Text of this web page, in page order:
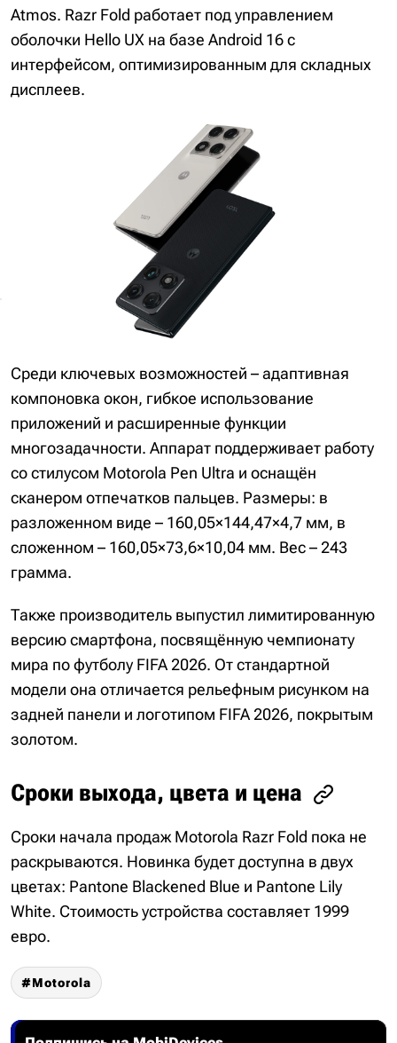
Atmos. Razr Fold работает под управлением
оболочки Hello UX на базе Android 16 с
интерфейсом, оптимизированным для складных
дисплеев.
Среди ключевых возможностей – адаптивная
компоновка окон, гибкое использование
приложений и расширенные функции
многозадачности. Аппарат поддерживает работу
со стилусом Motorola Pen Ultra и оснащён
сканером отпечатков пальцев. Размеры: в
разложенном виде – 160,05×144,47×4,7 мм, в
сложенном – 160,05×73,6×10,04 мм. Вес – 243
грамма.
Также производитель выпустил лимитированную
версию смартфона, посвящённую чемпионату
мира по футболу FIFA 2026. От стандартной
модели она отличается рельефным рисунком на
задней панели и логотипом FIFA 2026, покрытым
золотом.
Сроки выхода, цвета и цена
Сроки начала продаж Motorola Razr Fold пока не
раскрываются. Новинка будет доступна в двух
цветах: Pantone Blackened Blue и Pantone Lily
White. Стоимость устройства составляет 1999
евро.
Motorola